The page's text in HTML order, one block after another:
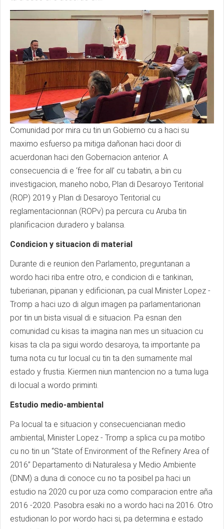
Comunidad por mira cu tin un Gobierno cu a haci su
maximo esfuerso pa mitiga dañonan haci door di
acuerdonan haci den Gobernacion anterior. A
consecuencia di e ‘free for all’ cu tabatin, a bin cu
investigacion, maneho nobo, Plan di Desaroyo Teritorial
(ROP) 2019 y Plan di Desaroyo Teritorial cu
reglamentacionnan (ROPv) pa percura cu Aruba tin
planificacion duradero y balansa.
Condicion y situacion di material
Durante di e reunion den Parlamento, preguntanan a
wordo haci riba entre otro, e condicion di e tankinan,
tuberianan, pipanan y edificionan, pa cual Minister Lopez -
Tromp a haci uzo di algun imagen pa parlamentarionan
por tin un bista visual di e situacion. Pa esnan den
comunidad cu kisas ta imagina nan mes un situacion cu
kisas ta cla pa sigui wordo desaroya, ta importante pa
tuma nota cu tur locual cu tin ta den sumamente mal
estado y frustia. Kiermen niun mantencion no a tuma luga
di locual a wordo priminti.
Estudio medio-ambiental
Pa locual ta e situacion y consecuencianan medio
ambiental, Minister Lopez - Tromp a splica cu pa motibo
cu no tin un “State of Environment of the Refinery Area of
2016” Departamento di Naturalesa y Medio Ambiente
(DNM) a duna di conoce cu no ta posibel pa haci un
estudio na 2020 cu por uza como comparacion entre aña
2016 -2020. Pasobra esaki no a wordo haci na 2016. Otro
estudionan lo por wordo haci si, pa determina e estado